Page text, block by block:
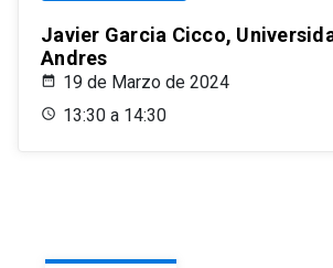
Javier Garcia Cicco,
Andres
19 de Marzo de 2024
13:30 a 14:30